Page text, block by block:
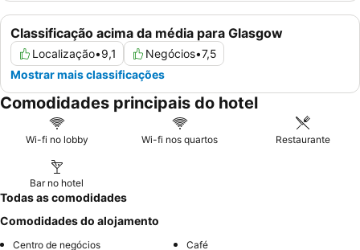
Classificação acima da média para Glasgow
Localização•9,1 Negócios•7,5
Mostrar mais classificações
Comodidades principais do hotel
Wi-fi no lobby Wi-fi nos quartos Restaurante
Bar no hotel
Todas as comodidades
Comodidades do alojamento
Centro de negócios
Café